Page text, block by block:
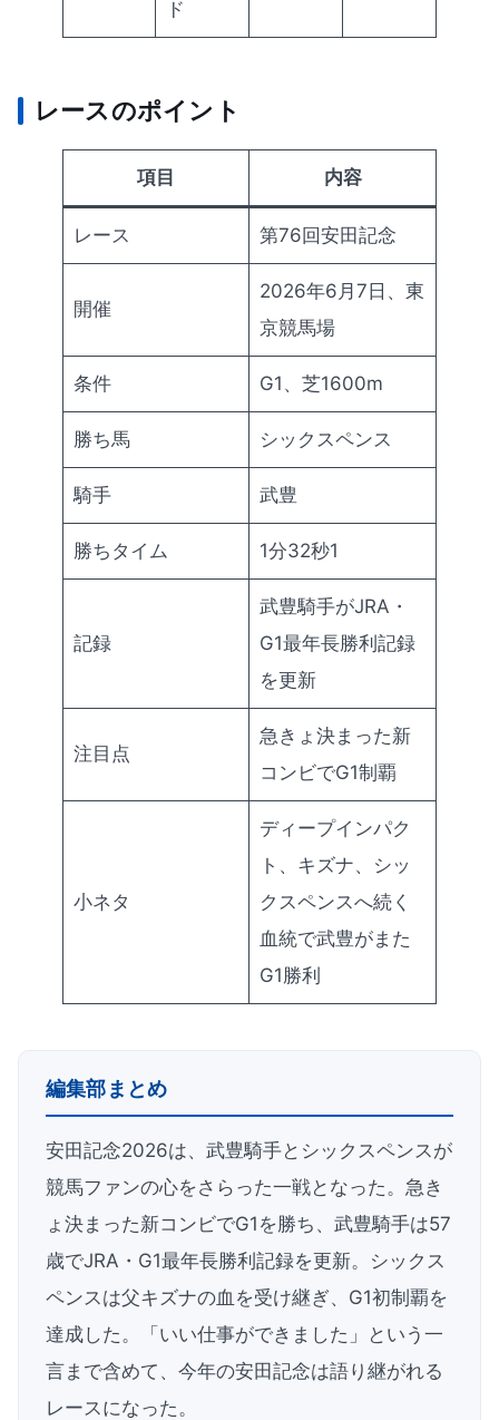
ド
レースのポイント
項目 内容
レース 第76回安田記念
開催
2026年6月7日、東
京競馬場
条件 G1、芝1600m
勝ち馬 シックスペンス
騎手 武豊
勝ちタイム 1分32秒1
記録
武豊騎手がJRA・
G1最年長勝利記録
を更新
注目点
急きょ決まった新
コンビでG1制覇
小ネタ
ディープインパク
ト、キズナ、シッ
クスペンスへ続く
血統で武豊がまた
G1勝利
編集部まとめ
安田記念2026は、武豊騎手とシックスペンスが
競馬ファンの心をさらった一戦となった。急き
ょ決まった新コンビでG1を勝ち、武豊騎手は57
歳でJRA・G1最年長勝利記録を更新。シックス
ペンスは父キズナの血を受け継ぎ、G1初制覇を
達成した。「いい仕事ができました」という一
言まで含めて、今年の安田記念は語り継がれる
レースになった。